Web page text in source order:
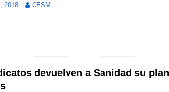
2018 CESM
devuelven a Sanidad su plan